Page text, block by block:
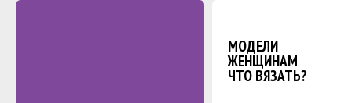
МОДЕЛИ
ЖЕНЩИНАМ
ЧТО ВЯЗАТЬ?